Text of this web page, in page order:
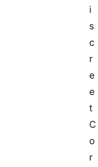
i
s
c
r
e
e
t
C
o
r